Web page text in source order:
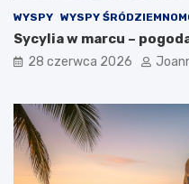
WYSPY WYSPY
Sycylia w marcu –
28 czerwca 2026